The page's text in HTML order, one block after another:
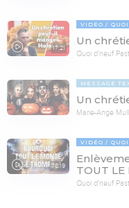
17:21
VIDÉO
Un
Quoi d'neuf
MESSAGE
Un
Marie-Ange
78:19
VIDÉO
TOUT LE
Quoi d'neuf